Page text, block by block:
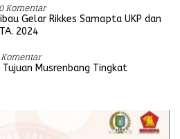
0 Komentar
Gelar Rikkes Samapta UKP dan
2024
Musrenbang Tingkat